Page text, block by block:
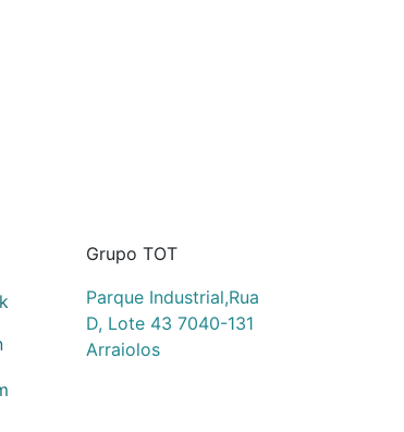
Grupo TOT
Parque Industrial,Rua
D, Lote 43 7040-131
Arraiolos